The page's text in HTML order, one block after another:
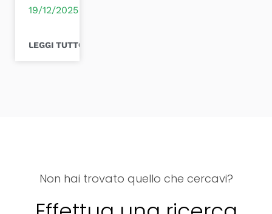
19/12/2025
LEGGI TUTTO >
Non hai trovato quello che cercavi?